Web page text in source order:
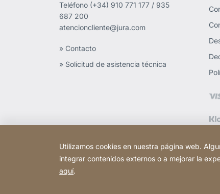
Teléfono (+34) 910 771 177 / 935
687 200
atencioncliente@jura.com
» Contacto
» Solicitud de asistencia técnica
Utilizamos cookies en nuestra página web.
integrar contenidos externos o a mejorar la
aquí.